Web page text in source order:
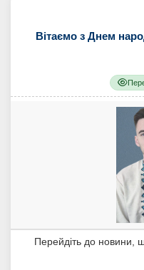
Вітаємо з Днем
Перейдіть до новини,